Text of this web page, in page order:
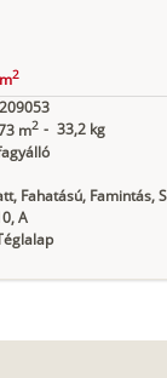
m2
m2 - 33,2 kg
Fahatású, Famintás,
A